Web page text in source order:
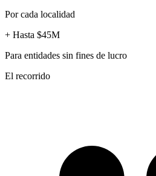
Por cada localidad
+ Hasta $45M
Para entidades sin fines de lucro
El recorrido